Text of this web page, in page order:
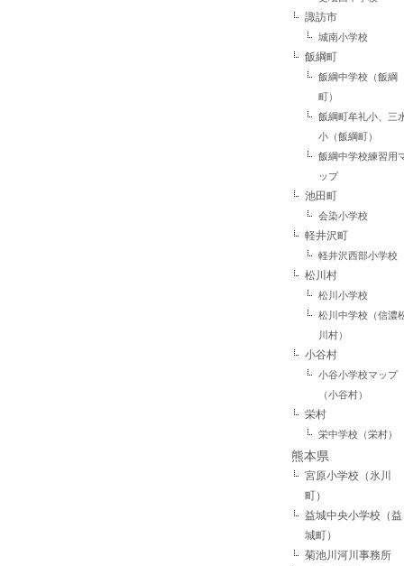
諏訪市
城南小学校
飯綱町
飯綱中学校（飯綱
町）
飯綱町牟礼小、三
小（飯綱町）
飯綱中学校練習用
ップ
池田町
会染小学校
軽井沢町
軽井沢西部小学校
松川村
松川小学校
松川中学校（信濃
川村）
小谷村
小谷小学校マップ
（小谷村）
栄村
栄中学校（栄村）
熊本県
宮原小学校（氷川
町）
益城中央小学校（益
城町）
菊池川河川事務所